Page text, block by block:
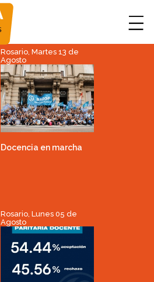
Rosario, Martes 13 de
Agosto
Docencia en marcha
Rosario, Lunes 05 de
Agosto